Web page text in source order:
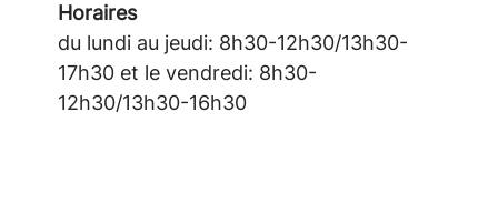
Horaires
du lundi au jeudi: 8h30-12h30/13h30-
17h30 et le vendredi: 8h30-
12h30/13h30-16h30